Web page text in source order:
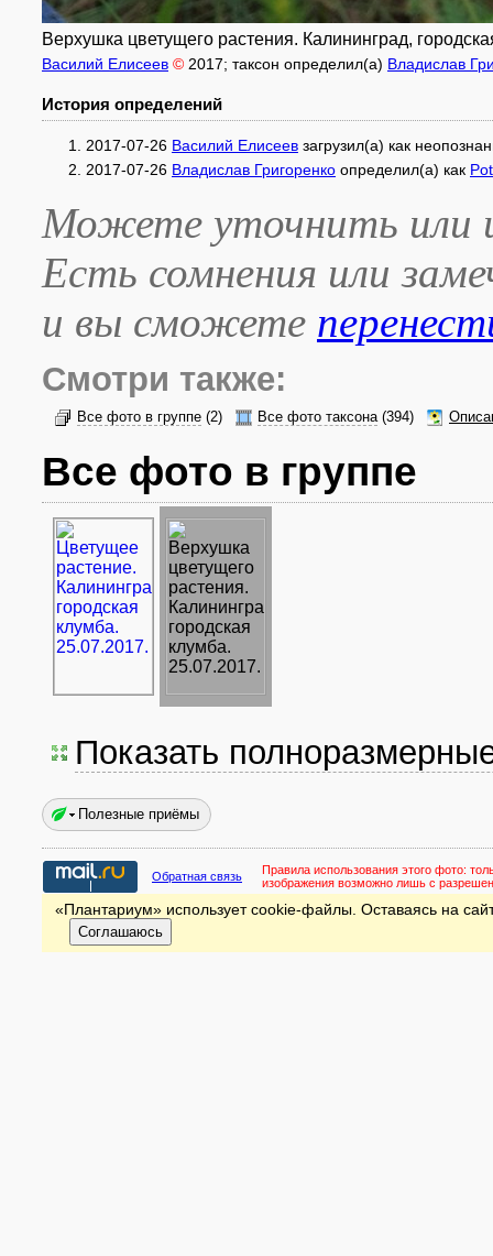
Верхушка цветущего растения. Калининград,
Василий Елисеев © 2017; таксон определил(а) Владислав
История определений
2017-07-26 Василий Елисеев загрузил(а) как
2017-07-26 Владислав Григоренко определил(а) как
Можете уточнить или
Есть сомнения или
и вы сможете
Смотри также:
Все фото в группе (2) Все фото таксона(394)
Все фото в группе
Показать
Полезные приёмы
Обратная связь Правила использования этого фото:
изображения возможно лишь с
«Плантариум» использует cookie-файлы. Оставаясь на
Соглашаюсь